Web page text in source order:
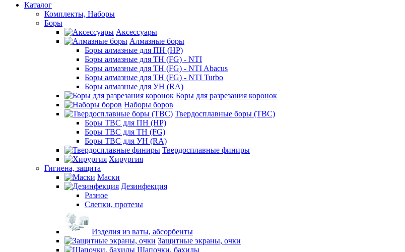
Каталог
Комплекты, Наборы
Боры
Аксессуары
Алмазные боры
Боры алмазные для ПН (HP)
Боры алмазные для ТН (FG) - NTI
Боры алмазные для ТН (FG) - NTI Abacus
Боры алмазные для ТН (FG) - NTI Turbo
Боры алмазные для УН (RA)
Боры для разрезания коронок
Наборы боров
Твердосплавные боры (ТВС)
Боры ТВС для ПН (HP)
Боры ТВС для ТН (FG)
Боры ТВС для УН (RA)
Твердосплавные финиры
Хирургия
Гигиена, защита
Маски
Дезинфекция
Разное
Слепки, протезы
Изделия из ваты, абсорбенты
Защитные экраны, очки
Шапочки, бахилы